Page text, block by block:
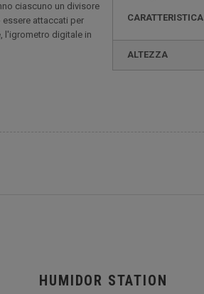
CARATTERISTICA
ALTEZZA
ciascuno un divisore
attaccati per
l'igrometro digitale in
HUMIDOR STATION